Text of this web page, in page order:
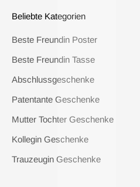
Beliebte Kategorien
Beste Freundin Poster
Beste Freundin Tasse
Abschlussgeschenke
Patentante Geschenke
Mutter Tochter Geschenke
Kollegin Geschenke
Trauzeugin Geschenke